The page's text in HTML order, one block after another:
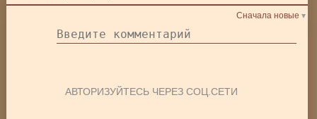
Сначала новые
АВТОРИЗУЙТЕСЬ ЧЕРЕЗ СОЦ.СЕТИ